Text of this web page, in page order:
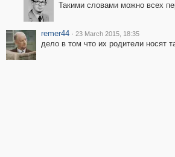
Такими словами можно всех
remer44 · 23 March 2015, 18:35
дело в том что их родители носят